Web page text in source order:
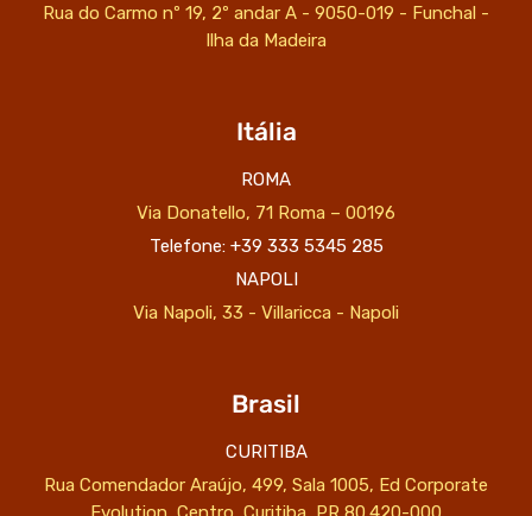
Rua do Carmo nº 19, 2º andar A - 9050-019 - Funchal -
Ilha da Madeira
Itália
ROMA
Via Donatello, 71 Roma – 00196
Telefone: +39 333 5345 285
NAPOLI
Via Napoli, 33 - Villaricca - Napoli
Brasil
CURITIBA
Rua Comendador Araújo, 499, Sala 1005, Ed Corporate